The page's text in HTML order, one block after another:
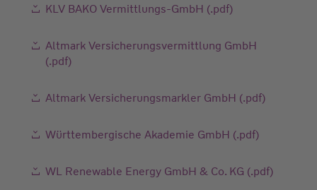
KLV BAKO Vermittlungs-GmbH (.pdf)
Altmark Versicherungsvermittlung GmbH
(.pdf)
Altmark Versicherungsmarkler GmbH (.pdf)
Württembergische Akademie GmbH (.pdf)
WL Renewable Energy GmbH & Co. KG (.pdf)